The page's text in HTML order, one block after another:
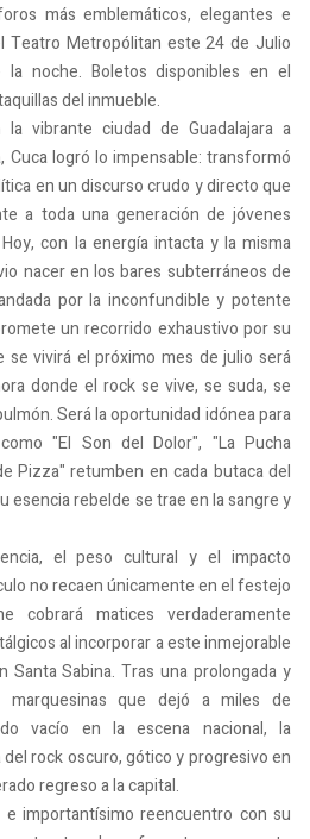
más emblemáticos, elegantes e
Teatro Metropólitan este 24 de Julio
noche. Boletos disponibles en el
del inmueble.
vibrante ciudad de Guadalajara a
Cuca logró lo impensable: transformó
en un discurso crudo y directo que
a toda una generación de jóvenes
con la energía intacta y la misma
nacer en los bares subterráneos de
por la inconfundible y potente
un recorrido exhaustivo por su
se vivirá el próximo mes de julio será
donde el rock se vive, se suda, se
Será la oportunidad idónea para
"El Son del Dolor", "La Pucha
Pizza" retumben en cada butaca del
esencia rebelde se trae en la sangre y
el peso cultural y el impacto
no recaen únicamente en el festejo
cobrará matices verdaderamente
al incorporar a este inmejorable
Santa Sabina. Tras una prolongada y
marquesinas que dejó a miles de
vacío en la escena nacional, la
rock oscuro, gótico y progresivo en
regreso a la capital.
e importantísimo reencuentro con su